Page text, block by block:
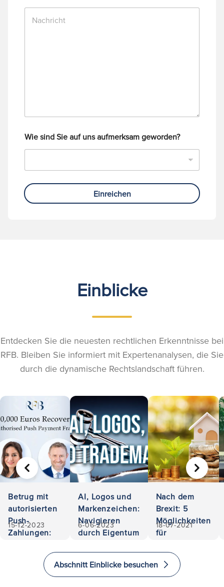
N
Wie sind Sie auf uns aufmerksam geworden?
Einreichen
Einblicke
Entdecken Sie die neuesten rechtlichen Erkenntnisse bei
RFB. Bleiben Sie informiert mit Expertenanalysen, die Sie
durch die dynamische Rechtslandschaft führen.
Betrug mit
autorisierten
Push-
Zahlungen:
zurückerobert
15-12-2023
AI, Logos und
Markenzeichen:
Navigieren
durch Eigentum
6-06-2023
Nach dem
Brexit: 5
Möglichkeiten
für
Vereinigten
Königreich zu
investieren
18-07-2021
VORHERIGE WEITER
Abschnitt Einblicke besuchen